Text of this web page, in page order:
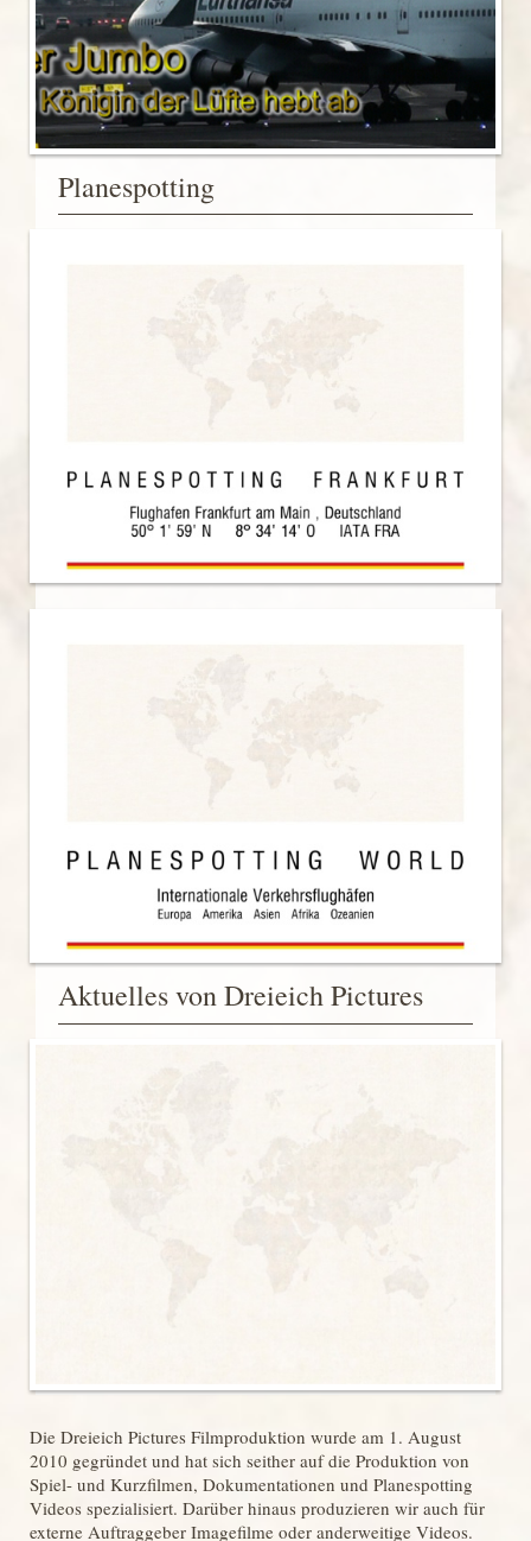
Planespotting
Aktuelles von Dreieich Pictures
Die Dreieich Pictures Filmproduktion wurde am 1. August
2010 gegründet und hat sich seither auf die Produktion von
Spiel- und Kurzfilmen, Dokumentationen und Planespotting
Videos spezialisiert. Darüber hinaus produzieren wir auch für
externe Auftraggeber Imagefilme oder anderweitige Videos.